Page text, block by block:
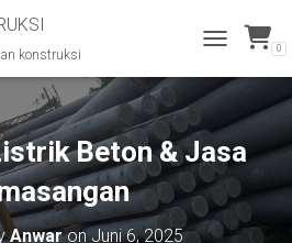
konstruksi
O
E
A
V
0
Beton & Jasa
Anwaron Juni 6, 2025